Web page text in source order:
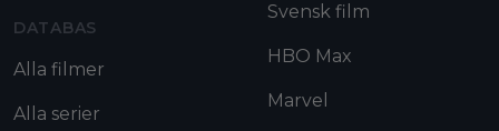
DATABAS
Alla filmer
Alla serier
Svensk film
HBO Max
Marvel